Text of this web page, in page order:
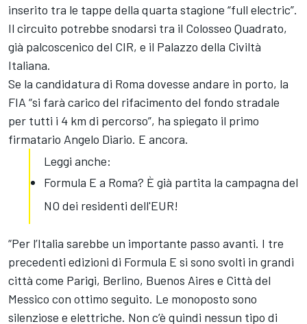
inserito tra le tappe della quarta stagione “full electric”.
Il circuito potrebbe snodarsi tra il Colosseo Quadrato,
già palcoscenico del CIR, e il Palazzo della Civiltà
Italiana.
Se la candidatura di Roma dovesse andare in porto, la
FIA “si farà carico del rifacimento del fondo stradale
per tutti i 4 km di percorso”, ha spiegato il primo
firmatario Angelo Diario. E ancora.
Leggi anche:
Formula E a Roma? È già partita la campagna del
NO dei residenti dell'EUR!
“Per l’Italia sarebbe un importante passo avanti. I tre
precedenti edizioni di Formula E si sono svolti in grandi
città come Parigi, Berlino, Buenos Aires e Città del
Messico con ottimo seguito. Le monoposto sono
silenziose e elettriche. Non c’è quindi nessun tipo di